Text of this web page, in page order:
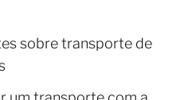
sobre transporte de